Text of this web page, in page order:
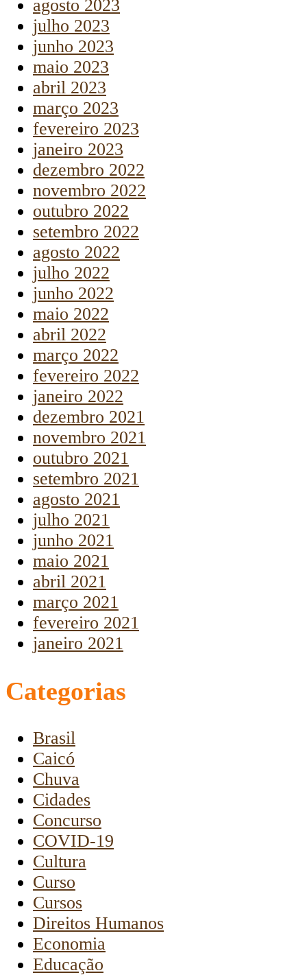
agosto 2023
julho 2023
junho 2023
maio 2023
abril 2023
março 2023
fevereiro 2023
janeiro 2023
dezembro 2022
novembro 2022
outubro 2022
setembro 2022
agosto 2022
julho 2022
junho 2022
maio 2022
abril 2022
março 2022
fevereiro 2022
janeiro 2022
dezembro 2021
novembro 2021
outubro 2021
setembro 2021
agosto 2021
julho 2021
junho 2021
maio 2021
abril 2021
março 2021
fevereiro 2021
janeiro 2021
Categorias
Brasil
Caicó
Chuva
Cidades
Concurso
COVID-19
Cultura
Curso
Cursos
Direitos Humanos
Economia
Educação